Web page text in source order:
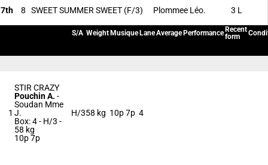
7th 8 SWEET SUMMER SWEET (F/3) Plommee Léo. 3 L
S/A Weight Musique LaneAverage Performance Recent
form
1
STIR CRAZY
Pouchin A. -
Soudan Mme
J.
Box: 4 - H/3 -
58 kg
10p 7p
H/358 kg 10p 7p 4